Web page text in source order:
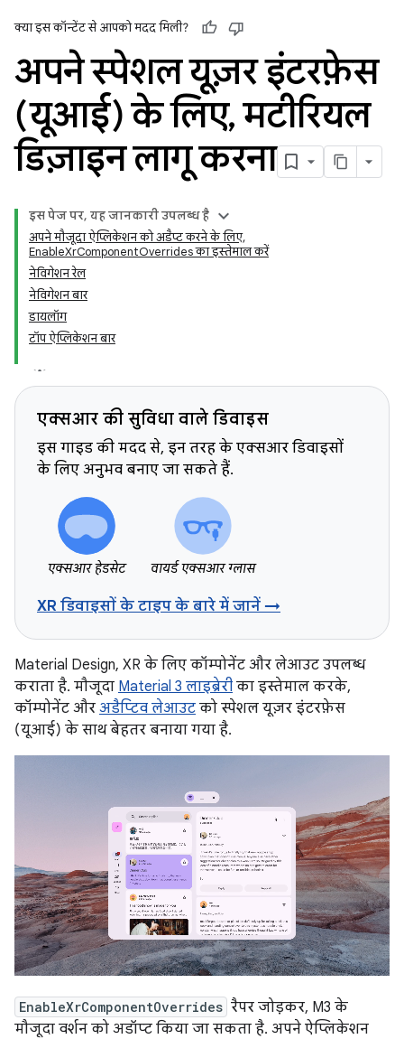
क्या इस कॉन्टेंट से आपको मदद मिली?
अपने स्पेशल यूज़र इंटरफ़ेस
(यूआई) के लिए,मटीरियल
डिज़ाइन लागू करना
इस पेज पर, यह जानकारी उपलब्ध है
अपने मौजूदा ऐप्लिकेशन को अडैप्ट करने के लिए,
EnableXrComponentOverrides का इस्तेमाल करें
नेविगेशन रेल
नेविगेशन बार
डायलॉग
टॉप ऐप्लिकेशन बार
एक्सआर की सुविधा वाले डिवाइस
इस गाइड की मदद से, इन तरह के एक्सआर डिवाइसों
के लिए अनुभव बनाए जा सकते हैं.
एक्सआर हेडसेट वायर्ड एक्सआर ग्लास
XR डिवाइसों के टाइप के बारे में जानें →
Material Design, XR के लिए कॉम्पोनेंट और लेआउट उपलब्ध
कराता है. मौजूदा Material 3 लाइब्रेरी का इस्तेमाल करके,
कॉम्पोनेंट और अडैप्टिव लेआउट को स्पेशल यूज़र इंटरफ़ेस
(यूआई) के साथ बेहतर बनाया गया है.
EnableXrComponentOverrides रैपर जोड़कर, M3 के
मौजूदा वर्शन को अडॉप्ट किया जा सकता है. अपने ऐप्लिकेशन